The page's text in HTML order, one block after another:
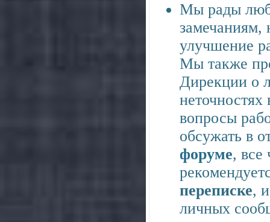
Мы рады
замечаниям,
улучшение
Мы также
Дирекции о
вопросы
обсужать в
форуме, все
переписке,
личных